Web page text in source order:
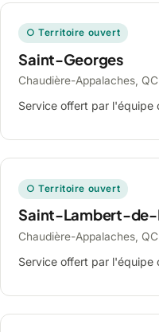
○ Territoire ouvert
Saint-Georges
Chaudière-Appalaches, QC
Service offert par
○ Territoire ouvert
Saint-Lambert-de-
Chaudière-Appalaches, QC
Service offert par